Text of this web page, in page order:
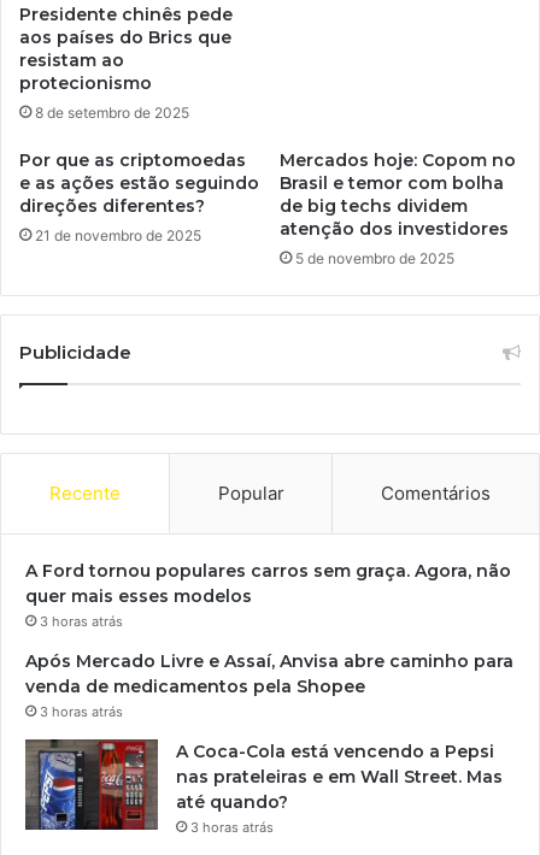
Presidente chinês pede
aos países do Brics que
resistam ao
protecionismo
8 de setembro de 2025
Por que as criptomoedas
e as ações estão seguindo
direções diferentes?
21 de novembro de 2025
Mercados hoje: Copom no
Brasil e temor com bolha
de big techs dividem
atenção dos investidores
5 de novembro de 2025
Publicidade
Recente Popular Comentários
A Ford tornou populares carros sem graça. Agora, não
quer mais esses modelos
3 horas atrás
Após Mercado Livre e Assaí, Anvisa abre caminho para
venda de medicamentos pela Shopee
3 horas atrás
A Coca-Cola está vencendo a Pepsi
nas prateleiras e em Wall Street. Mas
até quando?
3 horas atrás